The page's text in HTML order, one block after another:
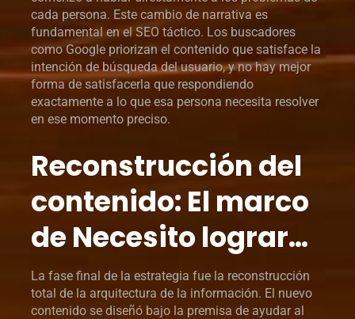
cada persona. Este cambio de narrativa es
fundamental en el SEO táctico. Los buscadores
como Google priorizan el contenido que satisface la
intención de búsqueda del usuario, y no hay mejor
forma de satisfacerla que respondiendo
exactamente a lo que esa persona necesita resolver
en ese momento preciso.
Reconstrucción del
contenido: El marco
de Necesito lograr…
La fase final de la estrategia fue la reconstrucción
total de la arquitectura de la información. El nuevo
contenido se diseñó bajo la premisa de ayudar al